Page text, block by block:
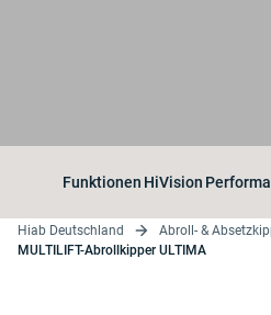
Funktionen HiVision
Hiab Deutschland
Abroll- &
MULTILIFT-Abrollkipper ULTIMA